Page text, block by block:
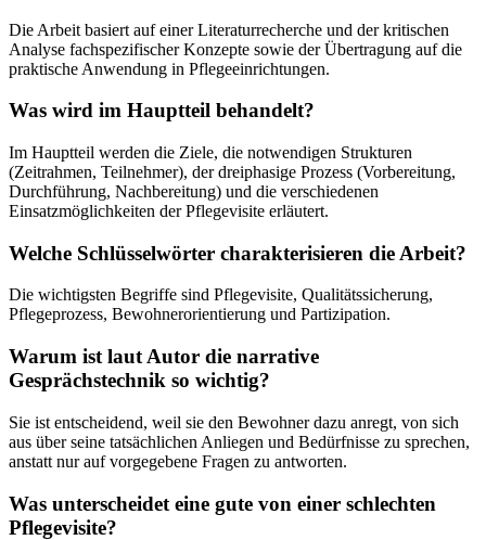
Die Arbeit basiert auf einer Literaturrecherche und der kritischen
Analyse fachspezifischer Konzepte sowie der Übertragung auf die
praktische Anwendung in Pflegeeinrichtungen.
Was wird im Hauptteil behandelt?
Im Hauptteil werden die Ziele, die notwendigen Strukturen
(Zeitrahmen, Teilnehmer), der dreiphasige Prozess (Vorbereitung,
Durchführung, Nachbereitung) und die verschiedenen
Einsatzmöglichkeiten der Pflegevisite erläutert.
Welche Schlüsselwörter charakterisieren die Arbeit?
Die wichtigsten Begriffe sind Pflegevisite, Qualitätssicherung,
Pflegeprozess, Bewohnerorientierung und Partizipation.
Warum ist laut Autor die narrative
Gesprächstechnik so wichtig?
Sie ist entscheidend, weil sie den Bewohner dazu anregt, von sich
aus über seine tatsächlichen Anliegen und Bedürfnisse zu sprechen,
anstatt nur auf vorgegebene Fragen zu antworten.
Was unterscheidet eine gute von einer schlechten
Pflegevisite?